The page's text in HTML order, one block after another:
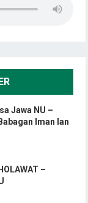
Jawa NU –
Iman lan
–